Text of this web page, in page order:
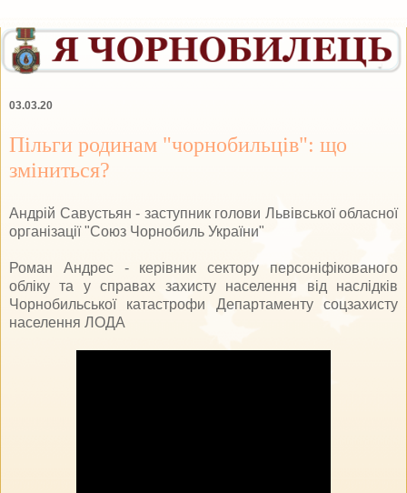
03.03.20
Пільги родинам "чорнобильців": що
зміниться?
Андрій Савустьян - заступник голови Львівської обласної
організації "Союз Чорнобиль України"
Роман Андрес - керівник сектору персоніфікованого
обліку та у справах захисту населення від наслідків
Чорнобильської катастрофи Департаменту соцзахисту
населення ЛОДА